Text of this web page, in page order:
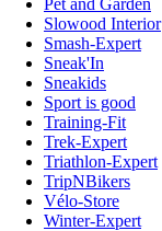
Slowood Interior
Smash-Expert
Sneak'In
Sneakids
Sport is good
Training-Fit
Trek-Expert
Triathlon-Expert
TripNBikers
Vélo-Store
Winter-Expert